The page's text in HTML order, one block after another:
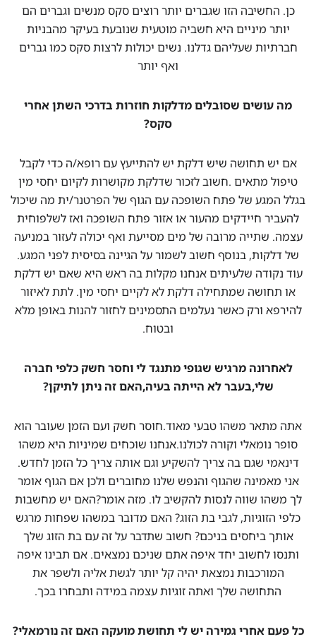
כן. החשיבה הזו שגברים יותר רוצים סקס מנשים וגברים הם
יותר מיניים היא חשביה מוטעית שנובעת בעיקר מהבניות
חברתיות שעליהם גדלנו. נשים יכולות לרצות סקס כמו גברים
ואף יותר
מה עושים שסובלים מדלקות חוזרות בדרכי השתן אחרי
סקס?
אם יש תחושה שיש דלקת יש להתייעץ עם רופא/ה כדי לקבל
טיפול מתאים .חשוב לזכור שדלקת מקושרות לקיום יחסי מין
בגלל המגע של פתח השופכה עם הגוף של הפרטנר/ית מה שיכול
להעביר חיידקים מהעור או אזור פתח השופכה ואז לשלפוחית
עצמה. שתייה מרובה של מים מסייעת ואף יכולה לעזור במניעה
של דלקות, בנוסף חשוב לשמור על הגיינה בסיסית לפני המגע.
עוד נקודה שלעיתים אנחנו מקלות בה ראש היא שאם יש דלקת
או תחושה שמתחילה דלקת לא לקיים יחסי מין. לתת לאיזור
להירפא ורק כאשר נעלמים התסמינים לחזור להנות באופן מלא
ובטוח.
לאחרונה מרגיש שגופי מתנגד לי וחסר חשק כלפי חברה
שלי,בעבר לא הייתה בעיה,האם זה ניתן לתיקן?
אתה מתאר משהו טבעי מאוד.חוסר חשק ועם הזמן שעובר הוא
סופר נומאלי וקורה לכולנו.אנחנו שוכחים שמיניות היא משהו
דינאמי שגם בה צריך להשקיע וגם אותה צריך כל הזמן לחדש.
אני מאמינה שהגוף והנפש שלנו מחוברים ולכן אם הגוף אומר
לך משהו שווה לנסות להקשיב לו. מזה אומר?האם יש מחשבות
כלפי הזוגיות, לגבי בת הזוג? האם מדובר במשהו שפחות מרגש
אותך ביחסים בניכם? חשוב שתדבר על זה עם בת הזוג שלך
ותנסו לחשוב יחד איפה אתם שניכם נמצאים. אם תבינו איפה
המורכבות נמצאת יהיה קל יותר לגשת אליה ולשפר את
התחושה שלך ואתה זוגיות עצמה במידה ותבחרו בכך.
כל פעם אחרי גמירה יש לי תחושת מועקה האם זה נורמאלי?